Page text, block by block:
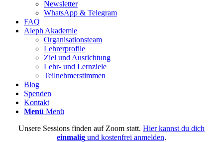
Newsletter
WhatsApp & Telegram
FAQ
Aleph Akademie
Organisationsteam
Lehrerprofile
Ziel und Ausrichtung
Lehr- und Lernziele
Teilnehmerstimmen
Blog
Spenden
Kontakt
Menü Menü
Unsere Sessions finden auf Zoom statt. Hier kannst du dich
einmalig und kostenfrei anmelden.